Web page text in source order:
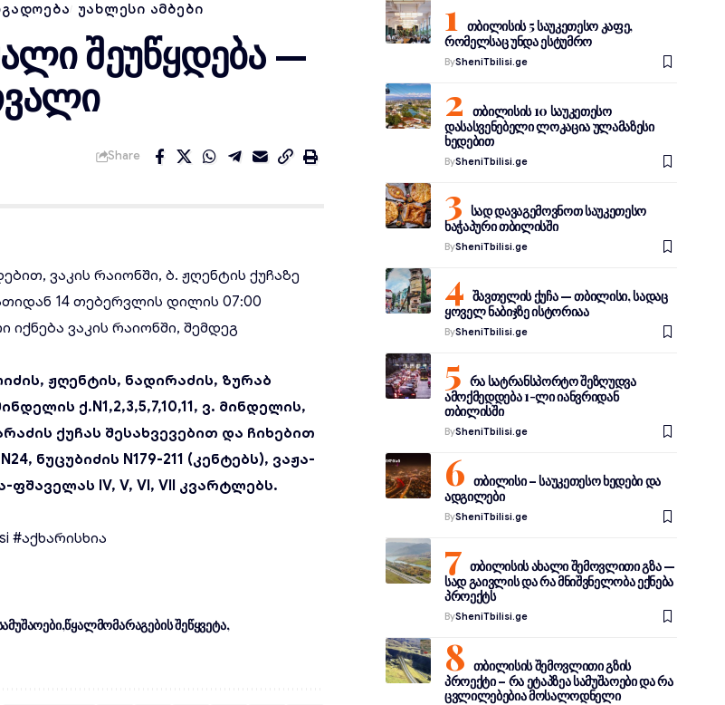
ᲣᲐᲮᲚᲔᲡᲘ ᲐᲛᲑᲔᲑᲘ
შეუწყდება —
Share
ვაკის რაიონში, ბ. ჟღენტის ქუჩაზე
14 თებერვლის დილის 07:00
იქნება ვაკის რაიონში, შემდეგ
ჟღენტის, ნადირაძის, ზურაბ
ქ.N1,2,3,5,7,10,11, ვ. მინდელის,
ქუჩას შესახვევებით და ჩიხებით
ნუცუბიძის N179-211 (კენტებს), ვაჟა-
ფშაველას IV, V, VI, VII კვარტლებს.
#აქხარისხია
წყალმომარაგების შეწყვეტა
თბილისის 5 საუკეთესო კაფე,
რომელსაც უნდა ესტუმრო
BySheniTbilisi.ge
თბილისის 10 საუკეთესო
დასასვენებელი ლოკაცია ულამაზესი
ხედებით
BySheniTbilisi.ge
სად დავაგემოვნოთ საუკეთესო
ხაჭაპური თბილისში
BySheniTbilisi.ge
შავთელის ქუჩა — თბილისი, სადაც
ყოველ ნაბიჯზე ისტორიაა
BySheniTbilisi.ge
რა სატრანსპორტო შეზღუდვა
ამოქმედდება 1-ლი იანვრიდან
თბილისში
BySheniTbilisi.ge
თბილისი – საუკეთესო ხედები და
ადგილები
BySheniTbilisi.ge
თბილისის ახალი შემოვლითი გზა —
სად გაივლის და რა მნიშვნელობა ექნება
პროექტს
BySheniTbilisi.ge
თბილისის შემოვლითი გზის
პროექტი – რა ეტაპზეა სამუშაოები და რა
ცვლილებებია მოსალოდნელი